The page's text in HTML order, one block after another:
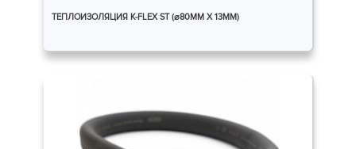
ТЕПЛОИЗОЛЯЦИЯ K-FLEX ST (⌀80ММ X 13ММ)